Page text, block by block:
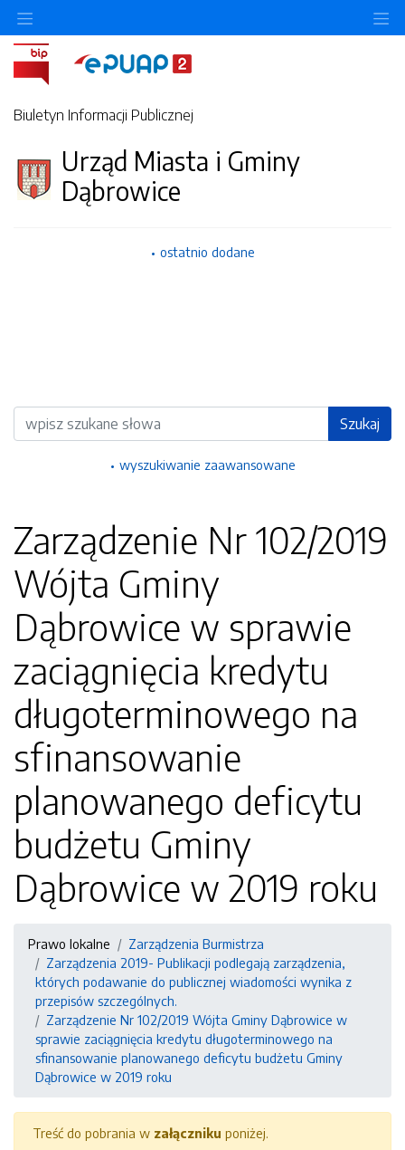
Biuletyn Informacji Publicznej
Urząd Miasta i Gminy
Dąbrowice
ostatnio dodane
Wyszukiwarka Szukaj
wyszukiwanie zaawansowane
Zarządzenie Nr 102/2019
Wójta Gminy
Dąbrowice w sprawie
zaciągnięcia kredytu
długoterminowego na
sfinansowanie
planowanego deficytu
budżetu Gminy
Dąbrowice w 2019 roku
Prawo lokalne
Zarządzenia Burmistrza
Zarządzenia 2019- Publikacji podlegają zarządzenia,
których podawanie do publicznej wiadomości wynika z
przepisów szczególnych.
Zarządzenie Nr 102/2019 Wójta Gminy Dąbrowice w
sprawie zaciągnięcia kredytu długoterminowego na
sfinansowanie planowanego deficytu budżetu Gminy
Dąbrowice w 2019 roku
Treść do pobrania w załączniku poniżej.